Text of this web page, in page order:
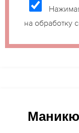
на обработку